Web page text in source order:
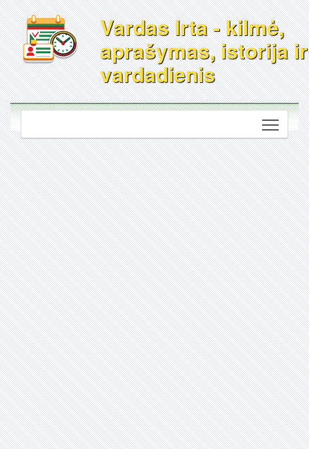
Vardas Irta - kilmė,
aprašymas, istorija ir
vardadienis